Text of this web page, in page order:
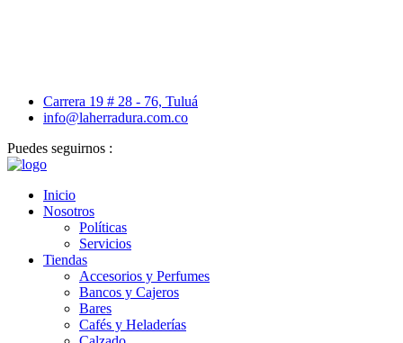
Carrera 19 # 28 - 76, Tuluá
info@laherradura.com.co
Puedes seguirnos :
Inicio
Nosotros
Políticas
Servicios
Tiendas
Accesorios y Perfumes
Bancos y Cajeros
Bares
Cafés y Heladerías